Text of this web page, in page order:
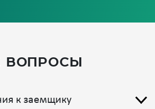
к заемщику